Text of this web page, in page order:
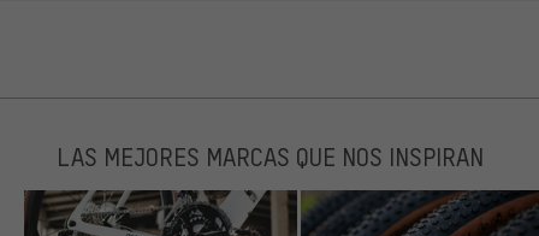
LAS MEJORES MARCAS QUE NOS INSPIRAN